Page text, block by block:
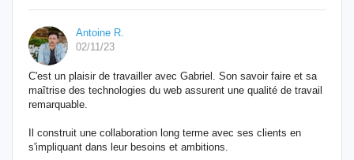
Antoine R.
02/11/23
C'est un plaisir de travailler avec Gabriel. Son savoir faire et sa
maîtrise des technologies du web assurent une qualité de travail
remarquable.
Il construit une collaboration long terme avec ses clients en
s'impliquant dans leur besoins et ambitions.